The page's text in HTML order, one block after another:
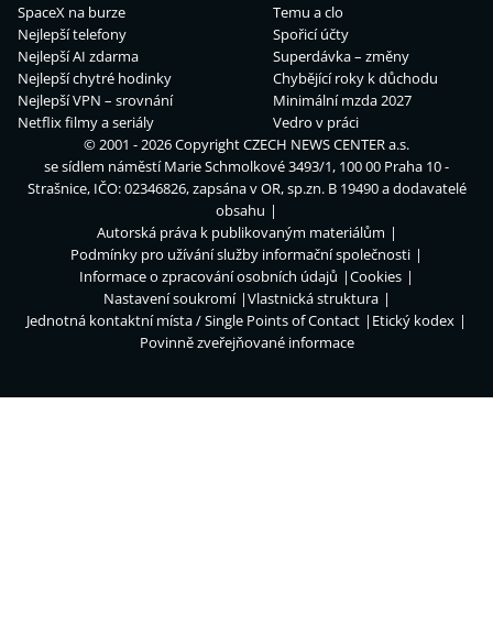
SpaceX na burze
Nejlepší telefony
Nejlepší AI zdarma
Nejlepší chytré hodinky
Nejlepší VPN – srovnání
Netflix filmy a seriály
Temu a clo
Spořicí účty
Superdávka – změny
Chybějící roky k důchodu
Minimální mzda 2027
Vedro v práci
© 2001 - 2026 CopyrightCZECH NEWS CENTER a.s.
se sídlem náměstí Marie Schmolkové 3493/1, 100 00 Praha 10 -
Strašnice, IČO: 02346826, zapsána v OR, sp.zn. B 19490 a dodavatelé
obsahu
Autorská práva k publikovaným materiálům
Podmínky pro užívání služby informační společnosti
Informace o zpracování osobních údajů
Cookies
Nastavení soukromí
Vlastnická struktura
Jednotná kontaktní místa / Single Points of Contact
Etický kodex
Povinně zveřejňované informace